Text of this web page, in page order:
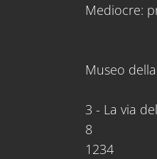
Mediocre:
Museo
3 - La via
8
1234